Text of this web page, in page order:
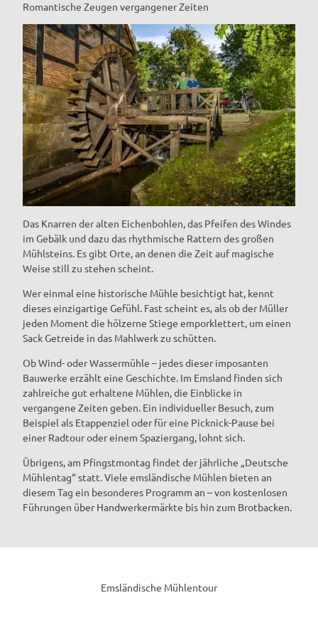
Romantische Zeugen vergangener Zeiten
Das Knarren der alten Eichenbohlen, das Pfeifen des Windes
im Gebälk und dazu das rhythmische Rattern des großen
Mühlsteins. Es gibt Orte, an denen die Zeit auf magische
Weise still zu stehen scheint.
Wer einmal eine historische Mühle besichtigt hat, kennt
dieses einzigartige Gefühl. Fast scheint es, als ob der Müller
jeden Moment die hölzerne Stiege emporklettert, um einen
Sack Getreide in das Mahlwerk zu schütten.
Ob Wind- oder Wassermühle – jedes dieser imposanten
Bauwerke erzählt eine Geschichte. Im Emsland finden sich
zahlreiche gut erhaltene Mühlen, die Einblicke in
vergangene Zeiten geben. Ein individueller Besuch, zum
Beispiel als Etappenziel oder für eine Picknick-Pause bei
einer Radtour oder einem Spaziergang, lohnt sich.
Übrigens, am Pfingstmontag findet der jährliche „Deutsche
Mühlentag“ statt. Viele emsländische Mühlen bieten an
diesem Tag ein besonderes Programm an – von kostenlosen
Führungen über Handwerkermärkte bis hin zum Brotbacken.
Emsländische Mühlentour